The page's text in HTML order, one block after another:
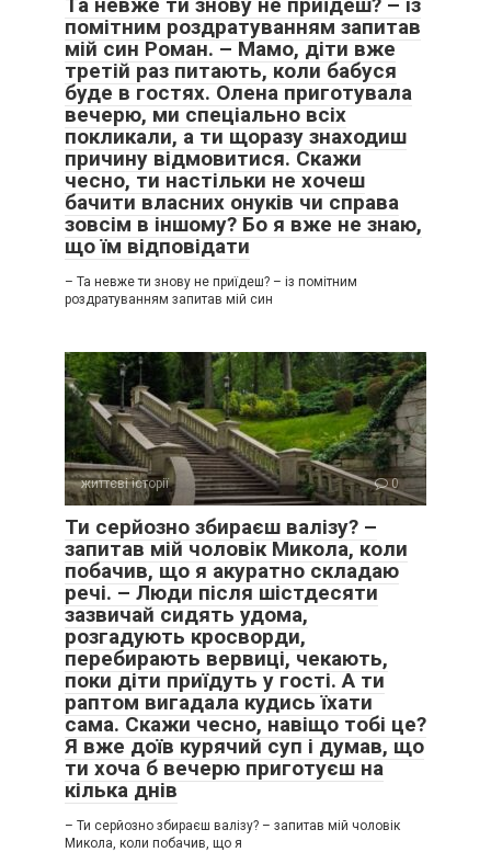
помітним роздратуванням запитав
мій син Роман. – Мамо, діти вже
третій раз питають, коли бабуся
буде в гостях. Олена приготувала
вечерю, ми спеціально всіх
покликали, а ти щоразу знаходиш
причину відмовитися. Скажи
чесно, ти настільки не хочеш
бачити власних онуків чи справа
зовсім в іншому? Бо я вже не знаю,
що їм відповідати
– Та невже ти знову не приїдеш? – із помітним
роздратуванням запитав мій син
життєві історії 0
Ти серйозно збираєш валізу? –
запитав мій чоловік Микола, коли
побачив, що я акуратно складаю
речі. – Люди після шістдесяти
зазвичай сидять удома,
розгадують кросворди,
перебирають вервиці, чекають,
поки діти приїдуть у гості. А ти
раптом вигадала кудись їхати
сама. Скажи чесно, навіщо тобі це?
Я вже доїв курячий суп і думав, що
ти хоча б вечерю приготуєш на
кілька днів
– Ти серйозно збираєш валізу? – запитав мій чоловік
Микола, коли побачив, що я